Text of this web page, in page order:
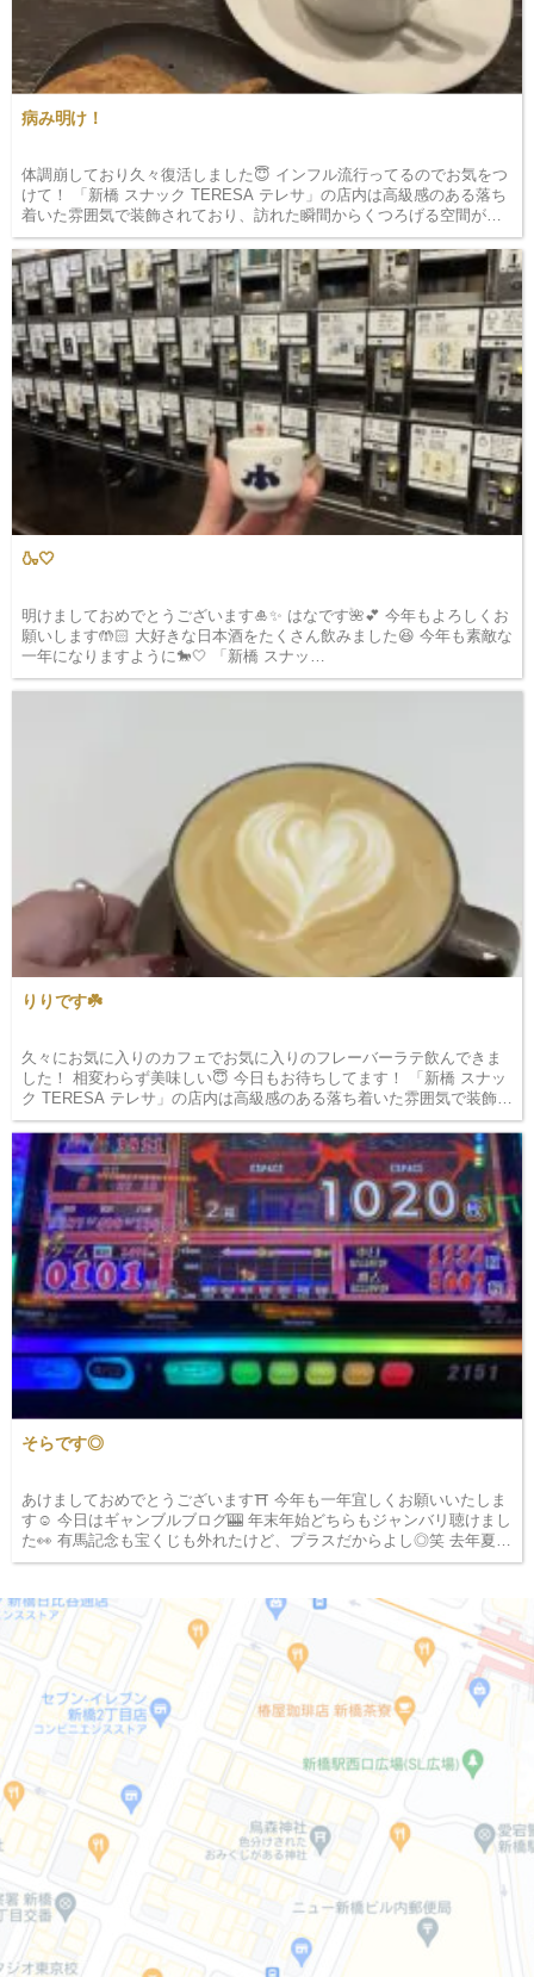
病み明け！
体調崩しており久々復活しました😇 インフル流行ってるのでお気をつ
けて！ 「新橋 スナック TERESA テレサ」の店内は高級感のある落ち
着いた雰囲気で装飾されており、訪れた瞬間からくつろげる空間が広
がっています。 またスタッフは、明るく元気な女の子たちから、疲れ
を癒してくれる女の子ま…
🍶🤍
明けましておめでとうございます🎍✨ はなです🌺💕 今年もよろしくお
願いします🤲🏻 大好きな日本酒をたくさん飲みました😆 今年も素敵な
一年になりますように🐎🤍 「新橋 スナッ…
りりです☘️
久々にお気に入りのカフェでお気に入りのフレーバーラテ飲んできま
した！ 相変わらず美味しい😇 今日もお待ちしてます！ 「新橋 スナッ
ク TERESA テレサ」の店内は高級感のある落ち着いた雰囲気で装飾さ
れており、訪れた瞬間からくつろげる空間が広がっています。 またス
タッフは、明るく元気…
そらです◎
あけましておめでとうございます⛩ 今年も一年宜しくお願いいたしま
す☺︎ 今日はギャンブルブログ🎰 年末年始どちらもジャンバリ聴けまし
た👀 有馬記念も宝くじも外れたけど、プラスだからよし◎笑 去年夏く
らいからジャグラーハマって、ちょくちょく行ってるけどいつも当た